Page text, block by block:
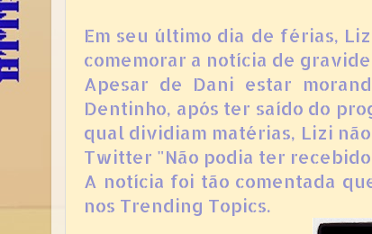
Em seu último dia de férias,
comemorar a notícia de
Apesar de Dani estar
Dentinho, após ter saído do
qual dividiam matérias, Lizi
Twitter "Não podia ter
A notícia foi tão comentada
nos Trending Topics.